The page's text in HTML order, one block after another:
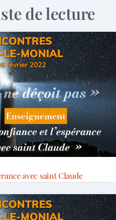
de lecture
avec saint Claude